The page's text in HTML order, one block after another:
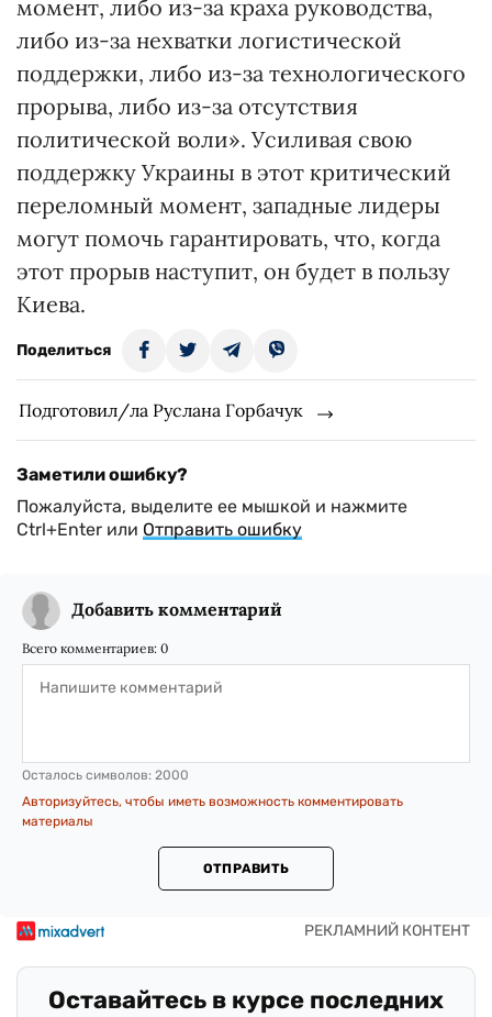
момент, либо из-за краха руководства,
либо из-за нехватки логистической
поддержки, либо из-за технологического
прорыва, либо из-за отсутствия
политической воли». Усиливая свою
поддержку Украины в этот критический
переломный момент, западные лидеры
могут помочь гарантировать, что, когда
этот прорыв наступит, он будет в пользу
Киева.
Поделиться
Подготовил/ла Руслана Горбачук
Заметили ошибку?
Пожалуйста, выделите ее мышкой и нажмите
Ctrl+Enter или Отправить ошибку
Добавить комментарий
Всего комментариев: 0
Осталось символов: 2000
Авторизуйтесь, чтобы иметь возможность комментировать
материалы
ОТПРАВИТЬ
Оставайтесь в курсе последних